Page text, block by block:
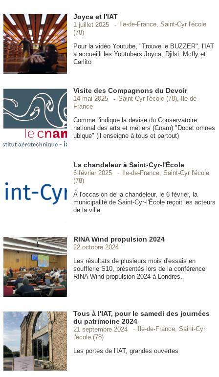
Joyca et l'IAT
1 juillet 2025
Ile-de-France, Saint-Cyr l'école
(78)
Pour la vidéo Youtube, "Trouve le BUZZER", l'IAT
a accueilli les Youtubers Joyca, Djilsi, Mcfly et
Carlito
Visite des Compagnons du Devoir
14 mai 2025
Saint-Cyr l'école (78), Ile-de-
France
Comme l'indique la devise du Conservatoire
national des arts et métiers (Cnam) "Docet omnes
ubique" (il enseigne à tous et partout)
La chandeleur à Saint-Cyr-l'École
6 février 2025
Ile-de-France, Saint-Cyr l'école
(78)
À l'occasion de la chandeleur, le 6 février, la
municipalité de Saint-Cyr-l'École reçoit les acteurs
de la ville.
RINA Wind propulsion 2024
22 octobre 2024
Les résultats de plusieurs mois d'essais en
soufflerie S10, présentés lors de la conférence
RINA Wind propulsion 2024 à Londres.
Tous à l'IAT, pour le samedi des journées
du patrimoine 2024
21 septembre 2024
Ile-de-France, Saint-Cyr
l'école (78)
Les portes de l'IAT, grandes ouvertes